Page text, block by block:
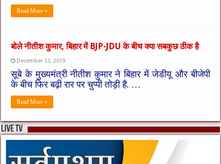
Read More »
बोले नीतीश कुमार, बिहार में BJP-JDU के बीच क्या सबकुछ ठीक है
December 31, 2019
सूबे के मुख्यमंत्री नीतीश कुमार ने बिहार में जेडीयू और बीजेपी
के बीच फिर बढ़ी रार पर चुप्पी तोड़ी है. …
Read More »
live tv